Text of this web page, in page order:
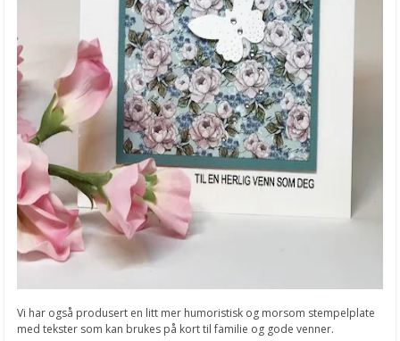
Vi har også produsert en litt mer humoristisk og morsom stempelplate
med tekster som kan brukes på kort til familie og gode venner.